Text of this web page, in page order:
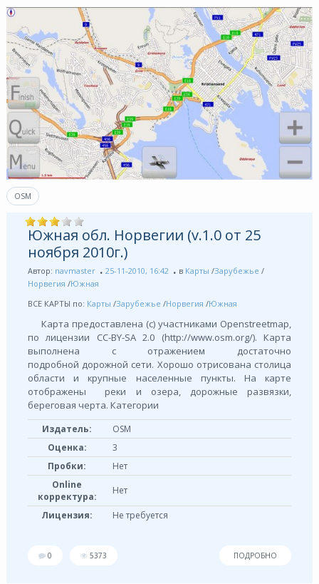
OSM
Южная обл. Норвегии (v.1.0 от 25
ноября 2010г.)
Автор: navmaster 25-11-2010, 16:42 в Карты /Зарубежье /
Норвегия /Южная
ВСЕ КАРТЫ по: Карты /Зарубежье /Норвегия /Южная
Карта предоставлена (с) участниками Openstreetmap,
по лицензии СС-BY-SA 2.0 (http://www.osm.org/). Карта
выполнена с отражением достаточно
подробной дорожной сети. Хорошо отрисована столица
области и крупные населенные пункты. На карте
отображены реки и озера, дорожные развязки,
береговая черта. Категории
Издатель:
OSM
Оценка:
3
Пробки:
Нет
Online
корректура:
Нет
Лицензия: Не требуется
0 5373 ПОДРОБНО